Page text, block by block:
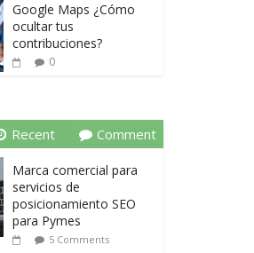
El Ratón Pérez
AVISPEX PLUS FO
Google Maps ¿Cómo
ocultar tus
contribuciones?
0
Recent Comment
Marca comercial para
servicios de
posicionamiento SEO
para Pymes
5 Comments